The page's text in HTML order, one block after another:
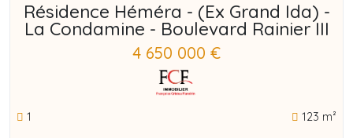
Résidence Héméra - (Ex Grand Ida) -
La Condamine - Boulevard Rainier III
4 650 000 €
1 123 m²